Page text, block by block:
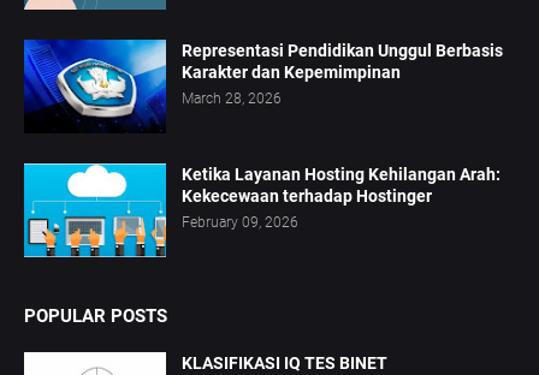
Representasi Pendidikan Unggul Berbasis
Karakter dan Kepemimpinan
March 28, 2026
Ketika Layanan Hosting Kehilangan Arah:
Kekecewaan terhadap Hostinger
February 09, 2026
POPULAR POSTS
KLASIFIKASI IQ TES BINET